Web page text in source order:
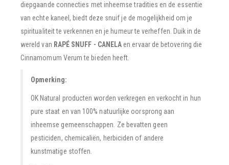
diepgaande connecties met inheemse tradities en de essentie
van echte kaneel, biedt deze snuif je de mogelijkheid om je
spiritualiteit te verkennen en je humeur te verheffen. Duik in de
wereld van RAPÉ SNUFF - CANELAen ervaar de betovering die
Cinnamomum Verum te bieden heeft.
Opmerking:
OK Natural producten worden verkregen en verkocht in hun
pure staat en van 100% natuurlijke oorsprong aan
inheemse gemeenschappen. Ze bevatten geen
pesticiden, chemicaliën, herbiciden of andere
kunstmatige stoffen.